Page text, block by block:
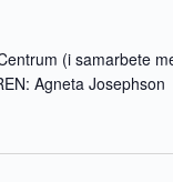
(i samarbete
Agneta Josephson